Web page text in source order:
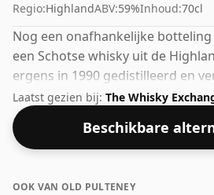
Regio:HighlandABV:59%Inhoud:70cl
Nog een onafhankelijke botteling
een Schotse whisky uit de
ergens in 1990 gedistilleerd en
en uitgebracht door Gordon &
whisky's met een hogere sterkte
teleurgesteld zijn door deze
alcoholpercentage van 59% heeft.
Laatst gezien bij: The Whisky
Beschikbare
OOK VAN OLD PULTENEY